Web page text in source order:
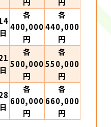
日
各
400,000
円
各
440,000
円
日
各
500,000
円
各
550,000
円
日
各
600,000
円
各
660,000
円